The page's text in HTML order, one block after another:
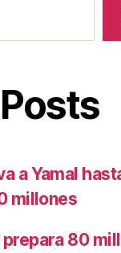
a Yamal
millones
80